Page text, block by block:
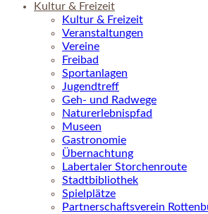
Kultur & Freizeit
Kultur & Freizeit
Veranstaltungen
Vereine
Freibad
Sportanlagen
Jugendtreff
Geh- und Radwege
Naturerlebnispfad
Museen
Gastronomie
Übernachtung
Labertaler Storchenroute
Stadtbibliothek
Spielplätze
Partnerschaftsverein